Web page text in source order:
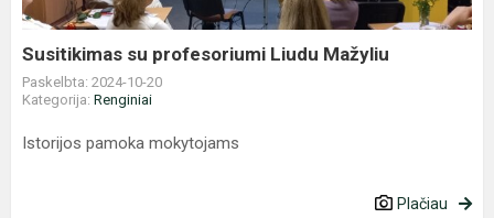
Susitikimas su profesoriumi Liudu Mažyliu
Paskelbta: 2024-10-20
Kategorija: Renginiai
Istorijos pamoka mokytojams
Plačiau